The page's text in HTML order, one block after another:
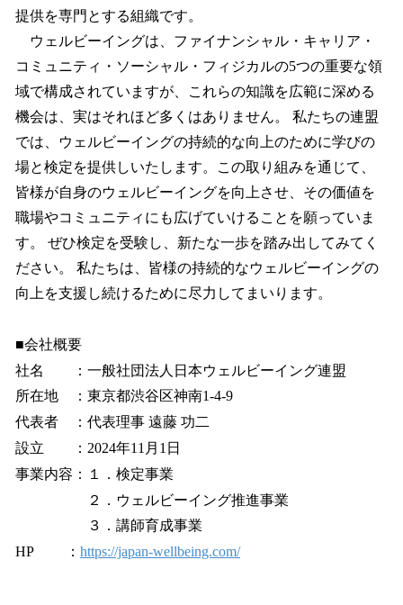
提供を専門とする組織です。
ウェルビーイングは、ファイナンシャル・キャリア・
コミュニティ・ソーシャル・フィジカルの5つの重要な領
域で構成されていますが、これらの知識を広範に深める
機会は、実はそれほど多くはありません。 私たちの連盟
では、ウェルビーイングの持続的な向上のために学びの
場と検定を提供しいたします。この取り組みを通じて、
皆様が自身のウェルビーイングを向上させ、その価値を
職場やコミュニティにも広げていけることを願っていま
す。 ぜひ検定を受験し、新たな一歩を踏み出してみてく
ださい。 私たちは、皆様の持続的なウェルビーイングの
向上を支援し続けるために尽力してまいります。
■会社概要
社名 ：一般社団法人日本ウェルビーイング連盟
所在地 ：東京都渋谷区神南1-4-9
代表者 ：代表理事 遠藤 功二
設立 ：2024年11月1日
事業内容：１．検定事業
２．ウェルビーイング推進事業
３．講師育成事業
HP ： https://japan-wellbeing.com/